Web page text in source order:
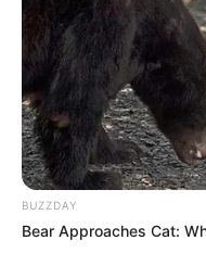
BUZZDAY
Bear Approaches Cat: